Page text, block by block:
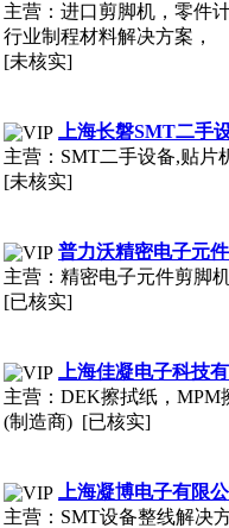
主营：进口剪脚机，零件
行业制程材料解决方案，
[未核实]
上海长磐SMT二手
主营：SMT二手设备,贴片
[未核实]
普力沃精密电子元
主营：精密电子元件剪脚
[已核实]
上海佳凝电子科技
主营：DEK擦拭纸，MPM
(制造商) [已核实]
上海凝博电子有限
主营：SMT设备整线解决